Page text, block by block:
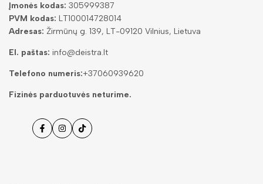
Įmonės kodas: 305999387
PVM kodas: LT100014728014
Adresas: Žirmūnų g. 139, LT-09120 Vilnius, Lietuva
El. paštas: info@deistra.lt
Telefono numeris:+37060939620
Fizinės parduotuvės neturime.
FacebookInstagramas
Tiktok